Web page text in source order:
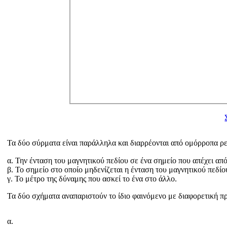
Τα δύο σύρματα είναι παράλληλα και διαρρέονται από ομόρροπα
α. Την ένταση του μαγνητικού πεδίου σε ένα σημείο που απέχει
β. Το σημείο στο οποίο μηδενίζεται η ένταση του μαγνητικού
γ. Το μέτρο της δύναμης που ασκεί το ένα στο άλλο.
Τα δύο σχήματα αναπαριστούν το ίδιο φαινόμενο με διαφορετική
α.